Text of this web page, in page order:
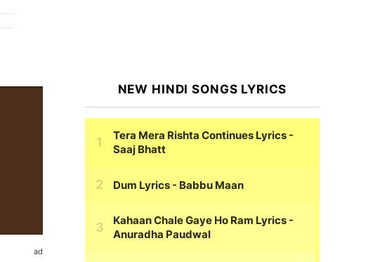
ad
NEW HINDI SONGS LYRICS
Tera Mera Rishta Continues Lyrics -
Saaj Bhatt
Dum Lyrics - Babbu Maan
Kahaan Chale Gaye Ho Ram Lyrics -
Anuradha Paudwal